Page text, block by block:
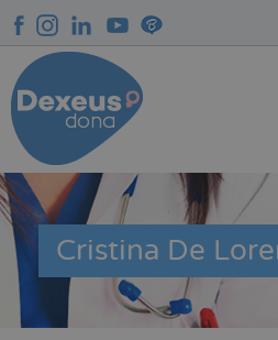
contingut
Cristina De